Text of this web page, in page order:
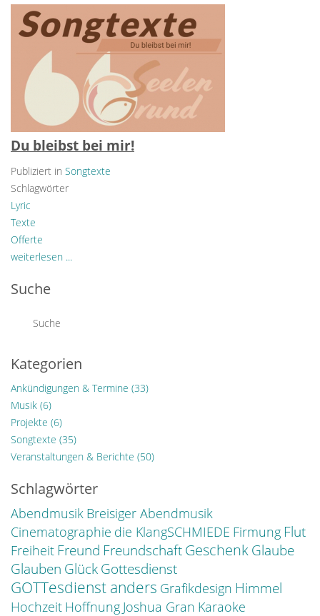
Du bleibst bei mir!
Publiziert in Songtexte
Schlagwörter
Lyric
Texte
Offerte
weiterlesen ...
Suche
Kategorien
Ankündigungen & Termine (33)
Musik (6)
Projekte (6)
Songtexte (35)
Veranstaltungen & Berichte (50)
Schlagwörter
Abendmusik Breisiger Abendmusik
Cinematographie die KlangSCHMIEDE Firmung Flut
Freiheit Freund Freundschaft Geschenk Glaube
Glauben Glück Gottesdienst
GOTTesdienst anders Grafikdesign Himmel
Hochzeit Hoffnung Joshua Gran Karaoke